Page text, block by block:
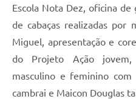
Escola Nota Dez, oficina
de cabaças realizadas por
Miguel, apresentação e
do Projeto Ação
masculino e feminino com
cambrai e Maicon Douglas